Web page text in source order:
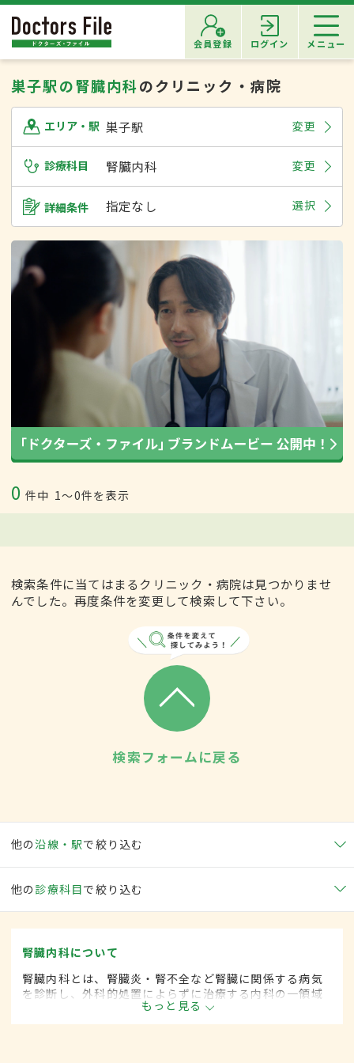
会員登録 ログイン メニュー
巣子駅の腎臓内科のクリニック・病院
エリア・駅 巣子駅 変更
診療科目 腎臓内科 変更
詳細条件 指定なし 選択
0 件中 1〜0件を表示
検索条件に当てはまるクリニック・病院は見つかりませ
んでした。再度条件を変更して検索して下さい。
検索フォームに戻る
他の沿線・駅で絞り込む
他の 診療科目で絞り込む
腎臓内科について
腎臓内科とは、腎臓炎・腎不全など腎臓に関係する病気
を診断し、外科的処置によらずに治療する内科の一領域
もっと見る